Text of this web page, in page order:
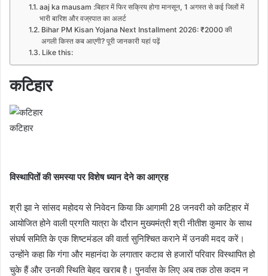
aaj ka mausam :बिहार में फिर सक्रिय होगा मानसून, 1 अगस्त से कई जिलों में
भारी बारिश और वज्रपात का अलर्ट
Bihar PM Kisan Yojana Next Installment 2026: ₹2000 की
अगली किस्त कब आएगी? पूरी जानकारी यहां पढ़ें
Like this:
कटिहार
कटिहार
विस्थापितों की समस्या पर विशेष ध्यान देने का आग्रह
श्री झा ने सांसद महोदय से निवेदन किया कि आगामी 28 जनवरी को कटिहार में
आयोजित होने वाली प्रगति यात्रा के दौरान मुख्यमंत्री श्री नीतीश कुमार के साथ
संघर्ष समिति के एक शिष्टमंडल की वार्ता सुनिश्चित कराने में उनकी मदद करें।
उन्होंने कहा कि गंगा और महानंदा के लगातार कटाव से हजारों परिवार विस्थापित हो
चुके हैं और उनकी स्थिति बेहद खराब है। पुनर्वास के लिए अब तक ठोस कदम न